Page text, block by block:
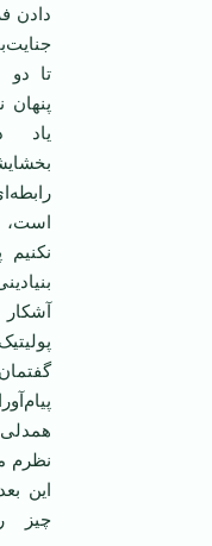
دادن
تا دو
پنهان
یاد
است،
آشکار
همدلی
نظرم
این
چیز